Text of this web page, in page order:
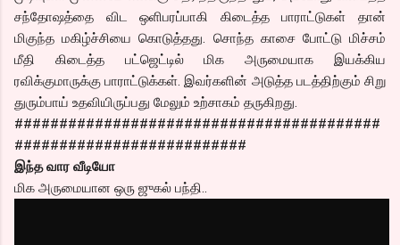
சந்தோஷத்தை விட ஒளிபரப்பாகி கிடைத்த பாராட்டுகள் தான்
மிகுந்த மகிழ்ச்சியை கொடுத்தது. சொந்த காசை போட்டு மிச்சம்
மீதி கிடைத்த பட்ஜெட்டில் மிக அருமையாக இயக்கிய
ரவிக்குமாருக்கு பாராட்டுக்கள். இவர்களின் அடுத்த படத்திற்கும் சிறு
துரும்பாய் உதவியிருப்பது மேலும் உற்சாகம் தருகிறது.
#########################################
##########################
இந்த வார வீடியோ
மிக அருமையான ஒரு ஜுகல் பந்தி..